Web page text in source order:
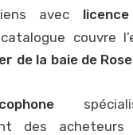
avec
couvre
de la baie de
des